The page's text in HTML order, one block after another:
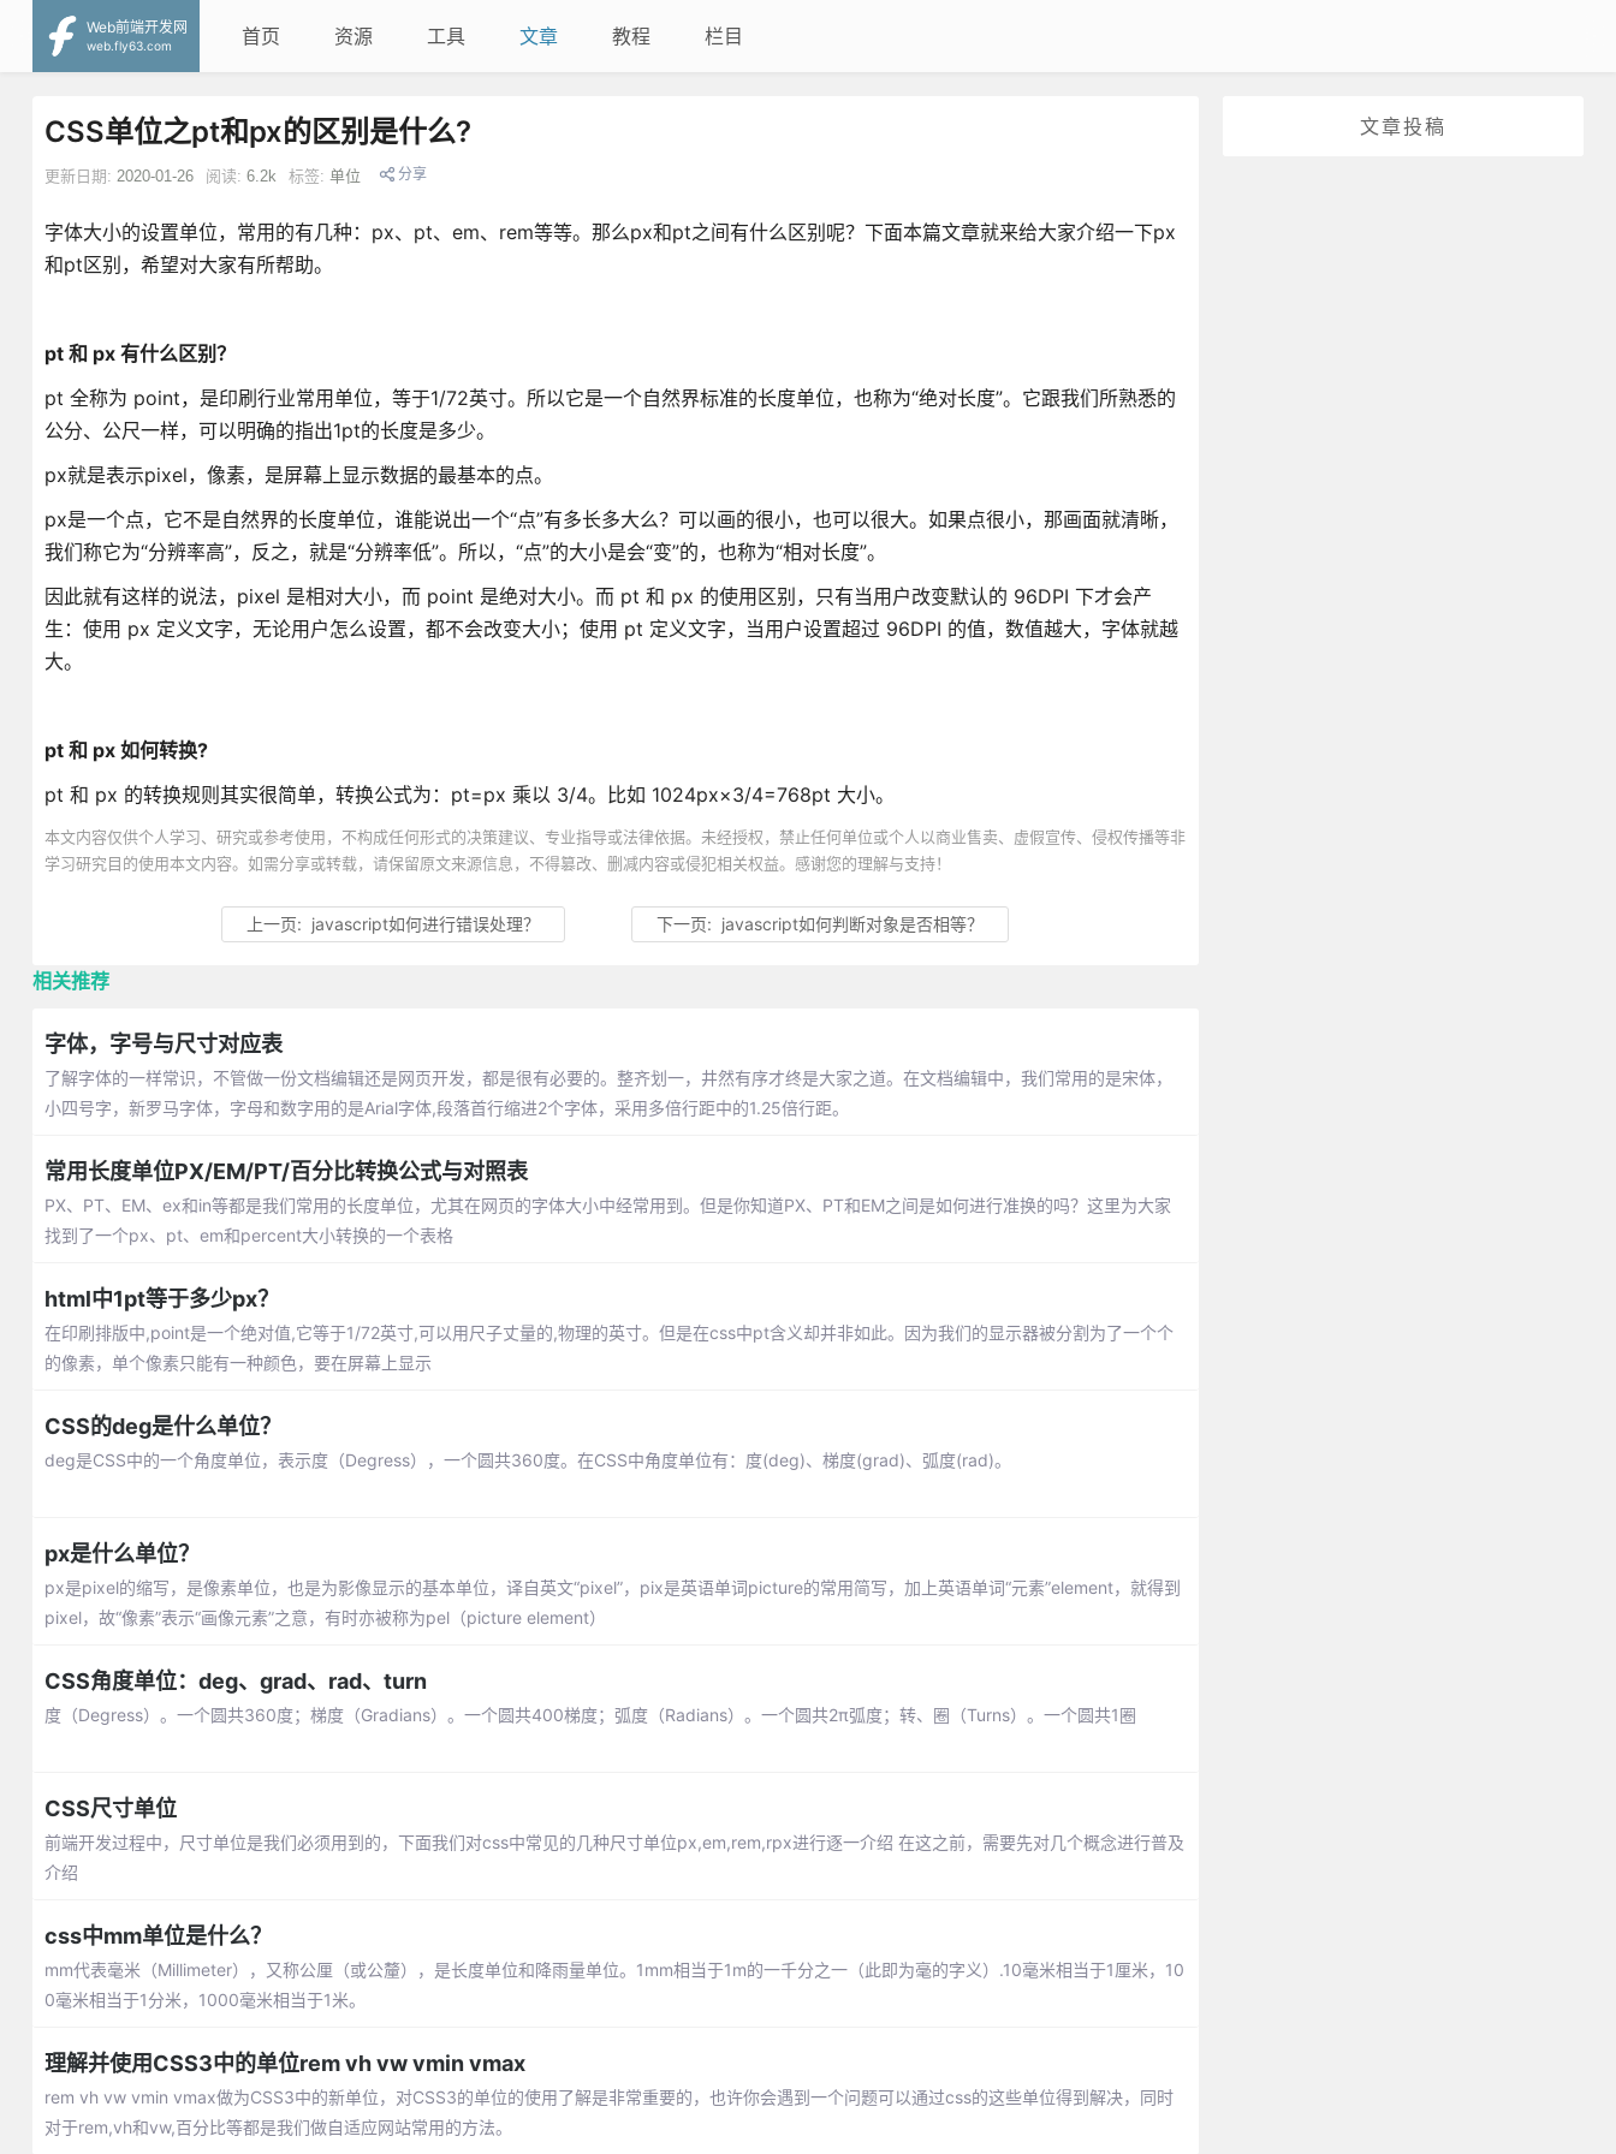
Web前端开发网
web.fly63.com
首页 资源 工具 文章 教程 栏目
文章投稿
CSS单位之pt和px的区别是什么?
更新日期: 2020-01-26 阅读: 6.2k 标签: 单位 分享
字体大小的设置单位，常用的有几种：px、pt、em、rem等等。那么px和pt之间有什么区别呢？下面本篇文章就来给大家介绍一下px
和pt区别，希望对大家有所帮助。
pt 和 px 有什么区别？
pt 全称为 point，是印刷行业常用单位，等于1/72英寸。所以它是一个自然界标准的长度单位，也称为“绝对长度”。它跟我们所熟悉的
公分、公尺一样，可以明确的指出1pt的长度是多少。
px就是表示pixel，像素，是屏幕上显示数据的最基本的点。
px是一个点，它不是自然界的长度单位，谁能说出一个“点”有多长多大么？可以画的很小，也可以很大。如果点很小，那画面就清晰，
我们称它为“分辨率高”，反之，就是“分辨率低”。所以，“点”的大小是会“变”的，也称为“相对长度”。
因此就有这样的说法，pixel 是相对大小，而 point 是绝对大小。而 pt 和 px 的使用区别，只有当用户改变默认的 96DPI 下才会产
生：使用 px 定义文字，无论用户怎么设置，都不会改变大小；使用 pt 定义文字，当用户设置超过 96DPI 的值，数值越大，字体就越
大。
pt 和 px 如何转换?
pt 和 px 的转换规则其实很简单，转换公式为：pt=px 乘以 3/4。比如 1024px×3/4=768pt 大小。
本文内容仅供个人学习、研究或参考使用，不构成任何形式的决策建议、专业指导或法律依据。未经授权，禁止任何单位或个人以商业售卖、虚假宣传、侵权传播等非
学习研究目的使用本文内容。如需分享或转载，请保留原文来源信息，不得篡改、删减内容或侵犯相关权益。感谢您的理解与支持！
上一页: javascript如何进行错误处理？ 下一页: javascript如何判断对象是否相等？
相关推荐
字体，字号与尺寸对应表
了解字体的一样常识，不管做一份文档编辑还是网页开发，都是很有必要的。整齐划一，井然有序才终是大家之道。在文档编辑中，我们常用的是宋体，
小四号字，新罗马字体，字母和数字用的是Arial字体,段落首行缩进2个字体，采用多倍行距中的1.25倍行距。
常用长度单位PX/EM/PT/百分比转换公式与对照表
PX、PT、EM、ex和in等都是我们常用的长度单位，尤其在网页的字体大小中经常用到。但是你知道PX、PT和EM之间是如何进行准换的吗？这里为大家
找到了一个px、pt、em和percent大小转换的一个表格
html中1pt等于多少px？
在印刷排版中,point是一个绝对值,它等于1/72英寸,可以用尺子丈量的,物理的英寸。但是在css中pt含义却并非如此。因为我们的显示器被分割为了一个个
的像素，单个像素只能有一种颜色，要在屏幕上显示
CSS的deg是什么单位？
deg是CSS中的一个角度单位，表示度（Degress），一个圆共360度。在CSS中角度单位有：度(deg)、梯度(grad)、弧度(rad)。
px是什么单位？
px是pixel的缩写，是像素单位，也是为影像显示的基本单位，译自英文“pixel”，pix是英语单词picture的常用简写，加上英语单词“元素”element，就得到
pixel，故“像素”表示“画像元素”之意，有时亦被称为pel（picture element）
CSS角度单位：deg、grad、rad、turn
度（Degress）。一个圆共360度；梯度（Gradians）。一个圆共400梯度；弧度（Radians）。一个圆共2π弧度；转、圈（Turns）。一个圆共1圈
CSS尺寸单位
前端开发过程中，尺寸单位是我们必须用到的，下面我们对css中常见的几种尺寸单位px,em,rem,rpx进行逐一介绍 在这之前，需要先对几个概念进行普及
介绍
css中mm单位是什么？
mm代表毫米（Millimeter），又称公厘（或公釐），是长度单位和降雨量单位。1mm相当于1m的一千分之一（此即为毫的字义）.10毫米相当于1厘米，10
0毫米相当于1分米，1000毫米相当于1米。
理解并使用CSS3中的单位rem vh vw vmin vmax
rem vh vw vmin vmax做为CSS3中的新单位，对CSS3的单位的使用了解是非常重要的，也许你会遇到一个问题可以通过css的这些单位得到解决，同时
对于rem,vh和vw,百分比等都是我们做自适应网站常用的方法。